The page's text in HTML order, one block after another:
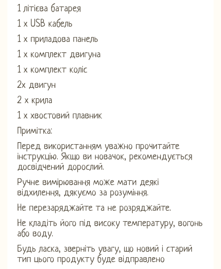
1 літієва батарея
1 х USB кабель
1 х приладова панель
1 х комплект двигуна
1 х комплект коліс
2х двигун
2 х крила
1 х хвостовий плавник
Примітка:
Перед використанням уважно прочитайте
інструкцію. Якщо ви новачок, рекомендується
досвідчений дорослий.
Ручне вимірювання може мати деякі
відхилення, дякуємо за розуміння.
Не перезаряджайте та не розряджайте.
Не кладіть його під високу температуру, вогонь
або воду.
Будь ласка, зверніть увагу, що новий і старий
тип цього продукту буде відправлено